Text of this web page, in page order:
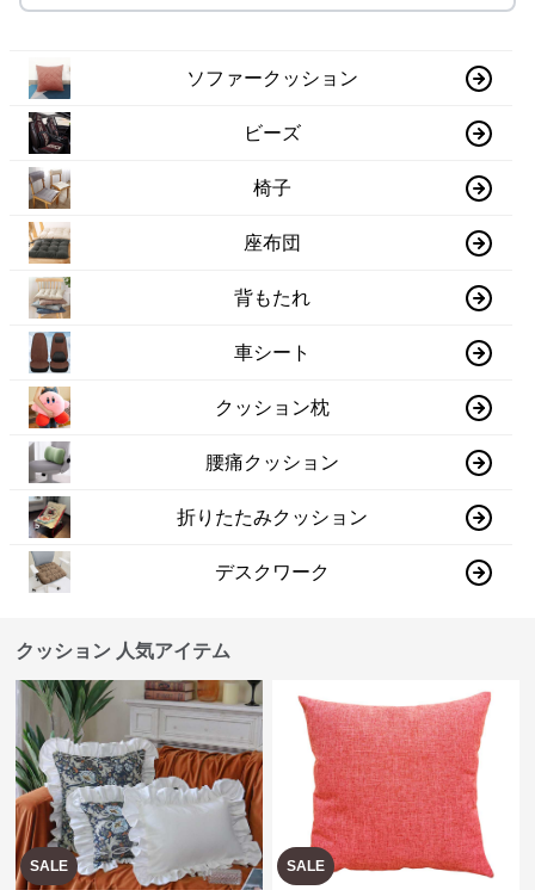
ソファークッション
ビーズ
椅子
座布団
背もたれ
車シート
クッション枕
腰痛クッション
折りたたみクッション
デスクワーク
クッション 人気アイテム
SALE SALE